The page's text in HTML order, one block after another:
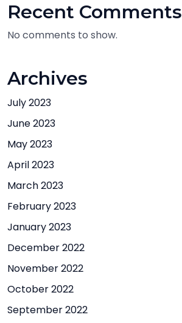
Recent Comments
No comments to show.
Archives
July 2023
June 2023
May 2023
April 2023
March 2023
February 2023
January 2023
December 2022
November 2022
October 2022
September 2022